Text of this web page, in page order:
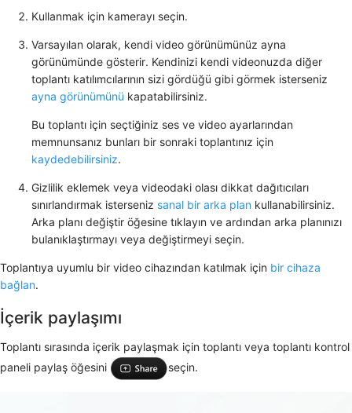
Kullanmak için kamerayı seçin.
Varsayılan olarak, kendi video görünümünüz ayna
görünümünde gösterir. Kendinizi kendi videonuzda diğer
toplantı katılımcılarının sizi gördüğü gibi görmek isterseniz
ayna görünümünü kapatabilirsiniz.
Bu toplantı için seçtiğiniz ses ve video ayarlarından
memnunsanız bunları bir sonraki toplantınız için
kaydedebilirsiniz.
Gizlilik eklemek veya videodaki olası dikkat dağıtıcıları
sınırlandırmak isterseniz sanal bir arka plan kullanabilirsiniz.
Arka planı değiştir öğesine tıklayın ve ardından arka planınızı
bulanıklaştırmayı veya değiştirmeyi seçin.
Toplantıya uyumlu bir video cihazından katılmak için bir cihaza
bağlan.
İçerik paylaşımı
Toplantı sırasında içerik paylaşmak için toplantı veya toplantı kontrol
paneli paylaş öğesini
seçin.